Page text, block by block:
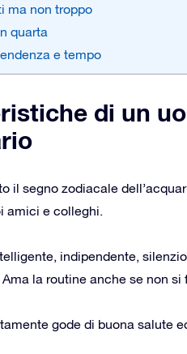
ma non troppo
quarta
e tempo
di un
il segno zodiacale
amici e colleghi.
indipendente,
la routine anche se non
gode di buona salute